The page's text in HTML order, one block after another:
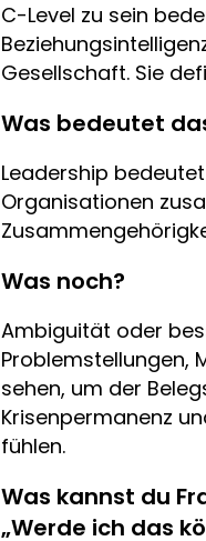
C-Level zu sein
Gesellschaft. Sie
Was bedeutet
Leadership
Organisationen
Was noch?
Ambiguität oder
Problemstellungen,
sehen, um der
Krisenpermanenz
fühlen.
Was kannst du
„Werde ich das